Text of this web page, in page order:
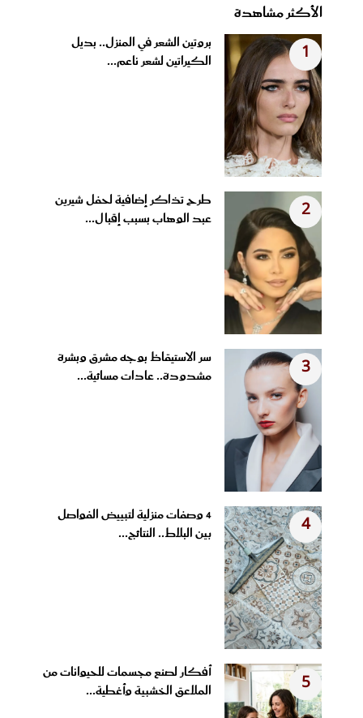
الأكثر مشاهدة
1
بروتين الشعر في المنزل.. بديل
الكيراتين لشعر ناعم...
2
طرح تذاكر إضافية لحفل شيرين
عبد الوهاب بسبب إقبال...
3
سر الاستيقاظ بوجه مشرق وبشرة
مشدودة.. عادات مسائية...
4
4 وصفات منزلية لتبييض الفواصل
بين البلاط.. النتائج...
5
أفكار لصنع مجسمات للحيوانات من
الملاعق الخشبية وأغطية...